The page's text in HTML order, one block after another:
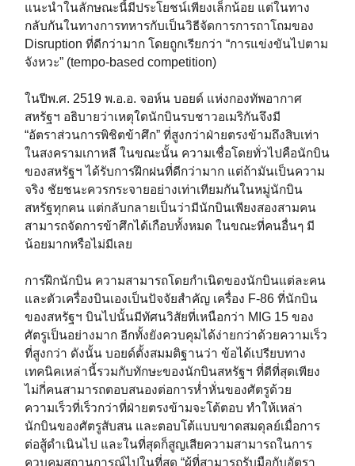
แนะนำในลักษณะนี้มีประโยชน์เพียงเล็กน้อย แต่ในทาง
กลับกันในทางการทหารกับเป็นวิธีจัดการการถาโถมของ
Disruption ที่ดีกว่ามาก โดยถูกเรียกว่า “การแข่งขันไปตาม
จังหวะ” (tempo-based competition)⁣
ในปีพ.ศ. 2519 พ.อ.อ. จอห์น บอยด์ แห่งกองทัพอากาศ
สหรัฐฯ อธิบายว่าเหตุใดนักบินรบชาวอเมริกันจึงมี
“อัตราส่วนการพิชิตข้าศึก” ที่สูงกว่าฝ่ายตรงข้ามถึงสิบเท่า
ในสงครามเกาหลี ในขณะนั้น ความเชื่อโดยทั่วไปคือนักบิน
ของสหรัฐฯ ได้รับการฝึกฝนที่ดีกว่ามาก แต่ถ้ามันเป็นความ
จริง ชัยชนะควรกระจายอย่างเท่าเทียมกันในหมู่นักบิน
สหรัฐทุกคน แต่กลับกลายเป็นว่ามีนักบินเพียงสองสามคน
สามารถจัดการข้าศึกได้เกือบทั้งหมด ในขณะที่คนอื่นๆ มี
น้อยมากหรือไม่มีเลย ⁣
การฝึกนักบิน ความสามารถโดยกำเนิดของนักบินแต่ละคน
และตัวเครื่องบินเองเป็นปัจจัยสำคัญ เครื่อง F-86 ที่นักบิน
ของสหรัฐฯ บินไปนั้นมีทัศนวิสัยที่เหนือกว่า MIG 15 ของ
ศัตรูเป็นอย่างมาก อีกทั้งยังควบคุมได้ง่ายกว่าด้วยความเร็ว
ที่สูงกว่า ดังนั้น บอยด์ตั้งสมมติฐานว่า ข้อได้เปรียบทาง
เทคนิคเหล่านี้รวมกับทักษะของนักบินสหรัฐฯ ที่ดีที่สุดเพียง
ไม่กี่คนสามารถตอบสนองต่อการห่ำหั่นของศัตรูด้วย
ความเร็วที่เร็วกว่าที่ฝ่ายตรงข้ามจะโต้ตอบ ทำให้เหล่า
นักบินของศัตรูสับสน และตอบโต้แบบขาดสมดุลย์เมื่อการ
ต่อสู้ดำเนินไป และในที่สุดก็สูญเสียความสามารถในการ
ควบคุมสถานการณ์ไปในที่สุด “ผู้ที่สามารถรับมือกับอัตรา